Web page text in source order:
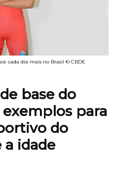
cada dia mais no Brasil © CBDE
base do
para
do
a idade